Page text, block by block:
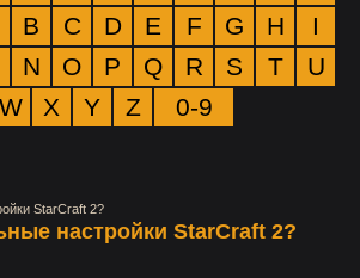
B C D E F G H
I
N O P Q R S T
U
W X Y Z 0-9
StarCraft 2?
настройки StarCraft 2?